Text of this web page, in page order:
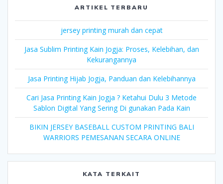
ARTIKEL TERBARU
jersey printing murah dan cepat
Jasa Sublim Printing Kain Jogja: Proses, Kelebihan, dan
Kekurangannya
Jasa Printing Hijab Jogja, Panduan dan Kelebihannya
Cari Jasa Printing Kain Jogja ? Ketahui Dulu 3 Metode
Sablon Digital Yang Sering Di gunakan Pada Kain
BIKIN JERSEY BASEBALL CUSTOM PRINTING BALI
WARRIORS PEMESANAN SECARA ONLINE
KATA TERKAIT